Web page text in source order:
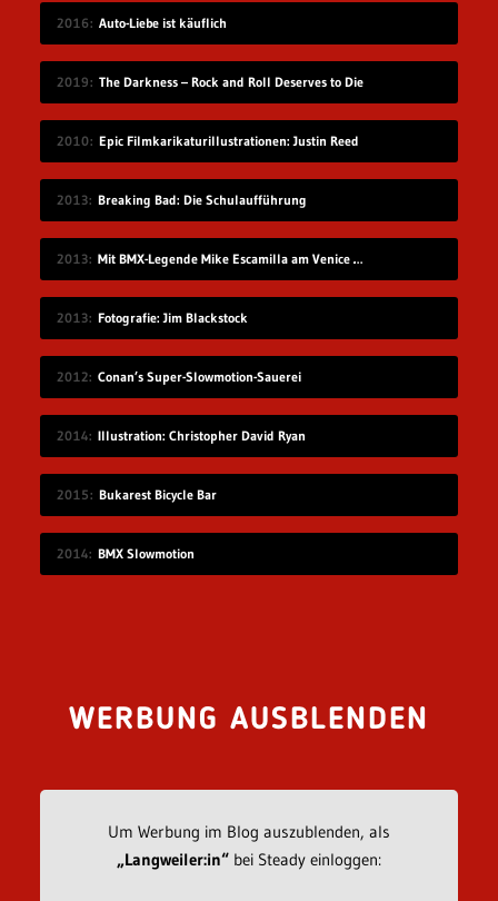
2016 Auto-Liebe ist käuflich
2019 The Darkness – Rock and Roll Deserves to Die
2010 Epic Filmkarikaturillustrationen: Justin Reed
2013 Breaking Bad: Die Schulaufführung
2013 Mit BMX-Legende Mike Escamilla am Venice Beach
2013 Fotografie: Jim Blackstock
2012 Conan’s Super-Slowmotion-Sauerei
2014 Illustration: Christopher David Ryan
2015 Bukarest Bicycle Bar
2014 BMX Slowmotion
WERBUNG AUSBLENDEN
Um Werbung im Blog auszublenden, als
„Langweiler:in“bei Steady einloggen: